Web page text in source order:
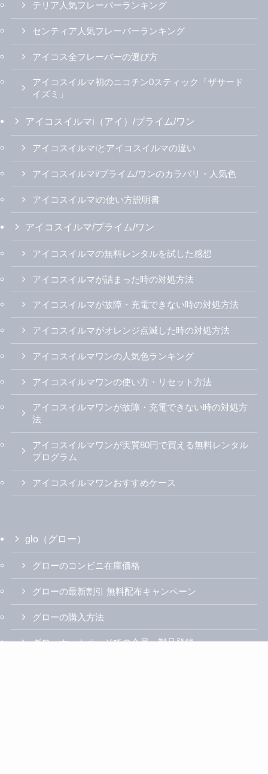
テリア人気フレーバーランキング
センティア人気フレーバーランキング
アイコス全フレーバーの選び方
アイコスイルマ初のニコチン0スティック「ザサード
イズミ」
アイコスイルマi（アイ）/プライム/ワン
アイコスイルマiとアイコスイルマの違い
アイコスイルマi/プライム/ワンのカラバリ・人気色
アイコスイルマiの使い方説明書
アイコスイルマ/プライム/ワン
アイコスイルマの無料レンタルを試した感想
アイコスイルマが詰まった時の対処方法
アイコスイルマが故障・充電できない時の対処方法
アイコスイルマがオレンジ点滅した時の対処方法
アイコスイルマワンの人気色ランキング
アイコスイルマワンの使い方・リセット方法
アイコスイルマワンが故障・充電できない時の対処方
法
アイコスイルマワンが実質80円で買える無料レンタル
プログラム
アイコスイルマワンおすすめケース
glo（グロー）
グローのコンビニ在庫価格
グローの最新割引 無料配布キャンペーン
グローの購入方法
グローホームページでの会員・製品登録